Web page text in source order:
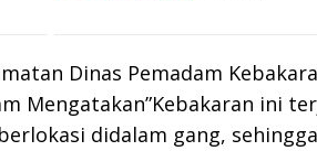
Dinas Pemadam
Mengatakan”Kebakaran ini
didalam gang, sehingga